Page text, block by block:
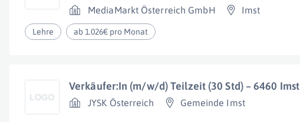
MediaMarkt Österreich GmbH Imst
Lehre ab 1.026€ pro Monat
Verkäufer:In (m/w/d) Teilzeit (30 Std) – 6460 Imst
JYSK Österreich Gemeinde Imst